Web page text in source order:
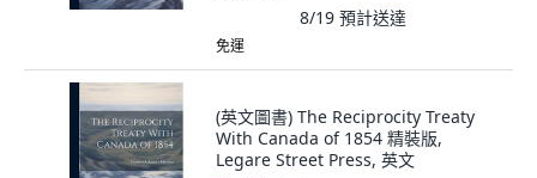
8/19 預計送達
免運
(英文圖書) The Reciprocity Treaty
With Canada of 1854 精裝版,
Legare Street Press, 英文